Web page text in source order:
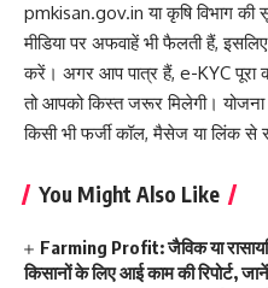
pmkisan.gov.in या कृषि विभाग
मीडिया पर अफवाहें भी फैलती हैं,
करें। अगर आप पात्र हैं, e-KYC
तो आपको किस्त जरूर मिलेगी।
किसी भी फर्जी कॉल, मैसेज या लिंक से
You Might Also Like
Farming Profit: जैविक या
किसानों के लिए आई काम की रिपोर्ट,